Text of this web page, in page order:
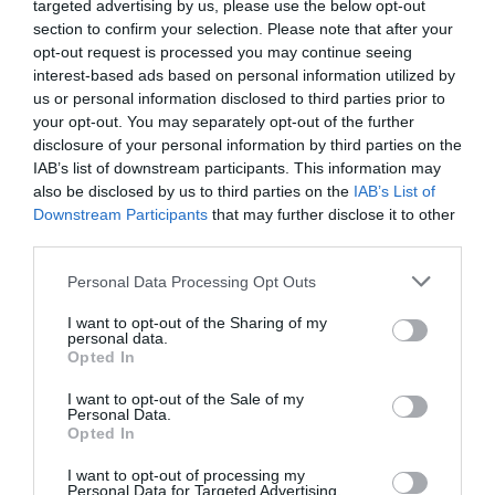
targeted advertising by us, please use the below opt-out
section to confirm your selection. Please note that after your
opt-out request is processed you may continue seeing
interest-based ads based on personal information utilized by
us or personal information disclosed to third parties prior to
your opt-out. You may separately opt-out of the further
disclosure of your personal information by third parties on the
IAB’s list of downstream participants. This information may
also be disclosed by us to third parties on the IAB’s List of
Downstream Participants that may further disclose it to other
Personal Data Processing Opt Outs
I want to opt-out of the Sharing of my
personal data.
Opted In
I want to opt-out of the Sale of my
Personal Data.
Opted In
I want to opt-out of processing my
Personal Data for Targeted Advertising.
municipios rurales para restablecer la igualdad de
derechos de las personas al margen de la
dimensión de su localidad. Todo ello debe
posibilitar establecer medidas para la mejora de
los servicios e incidir positivamente contra el
despoblamiento rural.
La ley es amplia, por lo que no podemos resumir
en este artículo todo su contenido. Sin embargo,
que es una ley nacida a iniciativa de los
Ayuntamientos y que posiblemente, a pesar de su
interés y oportunidad que hay que valorar, le falta
una visión más amplia de la realidad del mundo
medios jurídicos, técnicos y económicos para una